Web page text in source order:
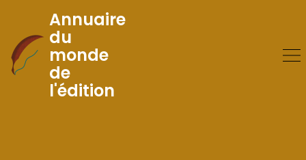
Skip
to
Content
Annuaire
du
monde
de
l'édition